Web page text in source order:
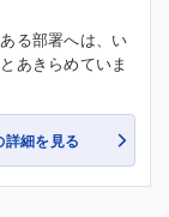
る部署へは、い
あきらめていま
詳細を見る